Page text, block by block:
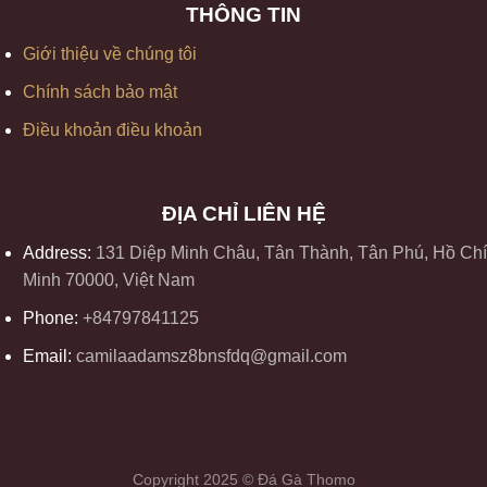
THÔNG TIN
Giới thiệu về chúng tôi
Chính sách bảo mật
Điều khoản điều khoản
ĐỊA CHỈ LIÊN HỆ
Address: 131 Diệp Minh Châu, Tân Thành, Tân Phú, Hồ Chí
Minh 70000, Việt Nam
Phone: +84797841125
Email: camilaadamsz8bnsfdq@gmail.com
Copyright 2025 © Đá Gà Thomo